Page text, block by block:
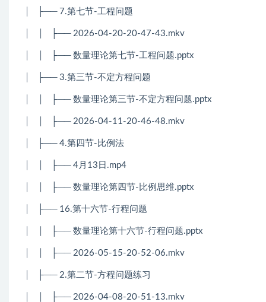
│ ├── 7.第七节-工程问题
│ │ ├── 2026-04-20-20-47-43.mkv
│ │ ├── 数量理论第七节-工程问题.pptx
│ ├── 3.第三节-不定方程问题
│ │ ├── 数量理论第三节-不定方程问题.pptx
│ │ ├── 2026-04-11-20-46-48.mkv
│ ├── 4.第四节-比例法
│ │ ├── 4月13日.mp4
│ │ ├── 数量理论第四节-比例思维.pptx
│ ├── 16.第十六节-行程问题
│ │ ├── 数量理论第十六节-行程问题.pptx
│ │ ├── 2026-05-15-20-52-06.mkv
│ ├── 2.第二节-方程问题练习
│ │ ├── 2026-04-08-20-51-13.mkv